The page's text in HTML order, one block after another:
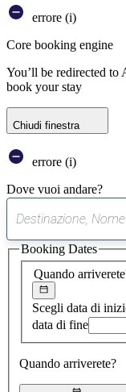
errore (i)
Core booking engine
You’ll be redirected to
book your stay
Chiudi finestra
errore (i)
Dove vuoi andare?
Quando
Scegli data di
data di fine
Quando arriverete?
Booking Dates